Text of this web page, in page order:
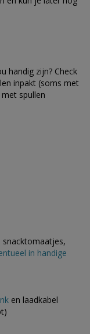
handig zijn? Check
inpakt (soms met
spullen
snacktomaatjes,
in handige
en laadkabel